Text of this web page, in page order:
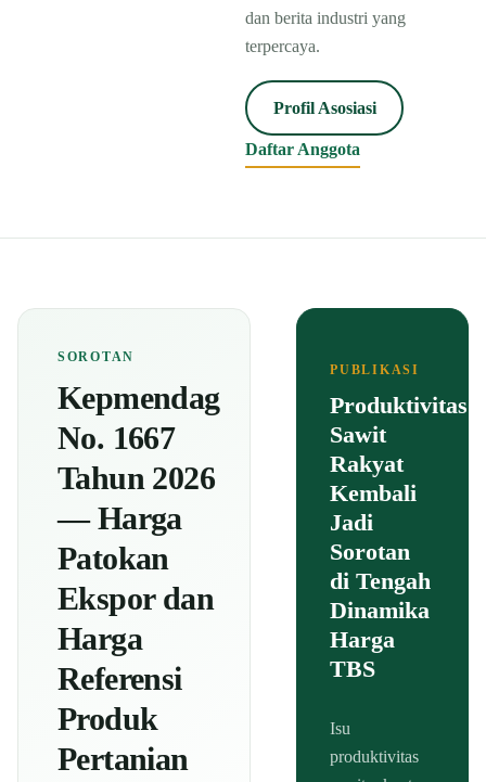
dan berita industri yang
terpercaya.
Profil Asosiasi
Daftar Anggota
SOROTAN
Kepmendag
No. 1667
Tahun 2026
— Harga
Patokan
Ekspor dan
Harga
Referensi
Produk
Pertanian
PUBLIKASI
Produktivitas
Sawit
Rakyat
Kembali
Jadi
Sorotan
di Tengah
Dinamika
Harga
TBS
Isu
produktivitas